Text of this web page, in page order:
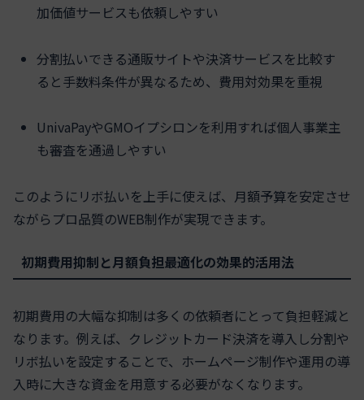
加価値サービスも依頼しやすい
分割払いできる通販サイトや決済サービスを比較す
ると手数料条件が異なるため、費用対効果を重視
UnivaPayやGMOイプシロンを利用すれば個人事業主
も審査を通過しやすい
このようにリボ払いを上手に使えば、月額予算を安定させ
ながらプロ品質のWEB制作が実現できます。
初期費用抑制と月額負担最適化の効果的活用法
初期費用の大幅な抑制は多くの依頼者にとって負担軽減と
なります。例えば、クレジットカード決済を導入し分割や
リボ払いを設定することで、ホームページ制作や運用の導
入時に大きな資金を用意する必要がなくなります。